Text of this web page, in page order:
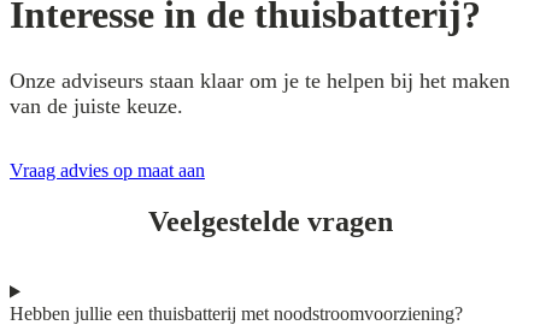
Interesse in de thuisbatterij?
Onze adviseurs staan klaar om je te helpen bij het maken
van de juiste keuze.
Vraag advies op maat aan
Veelgestelde vragen
Hebben jullie een thuisbatterij met noodstroomvoorziening?